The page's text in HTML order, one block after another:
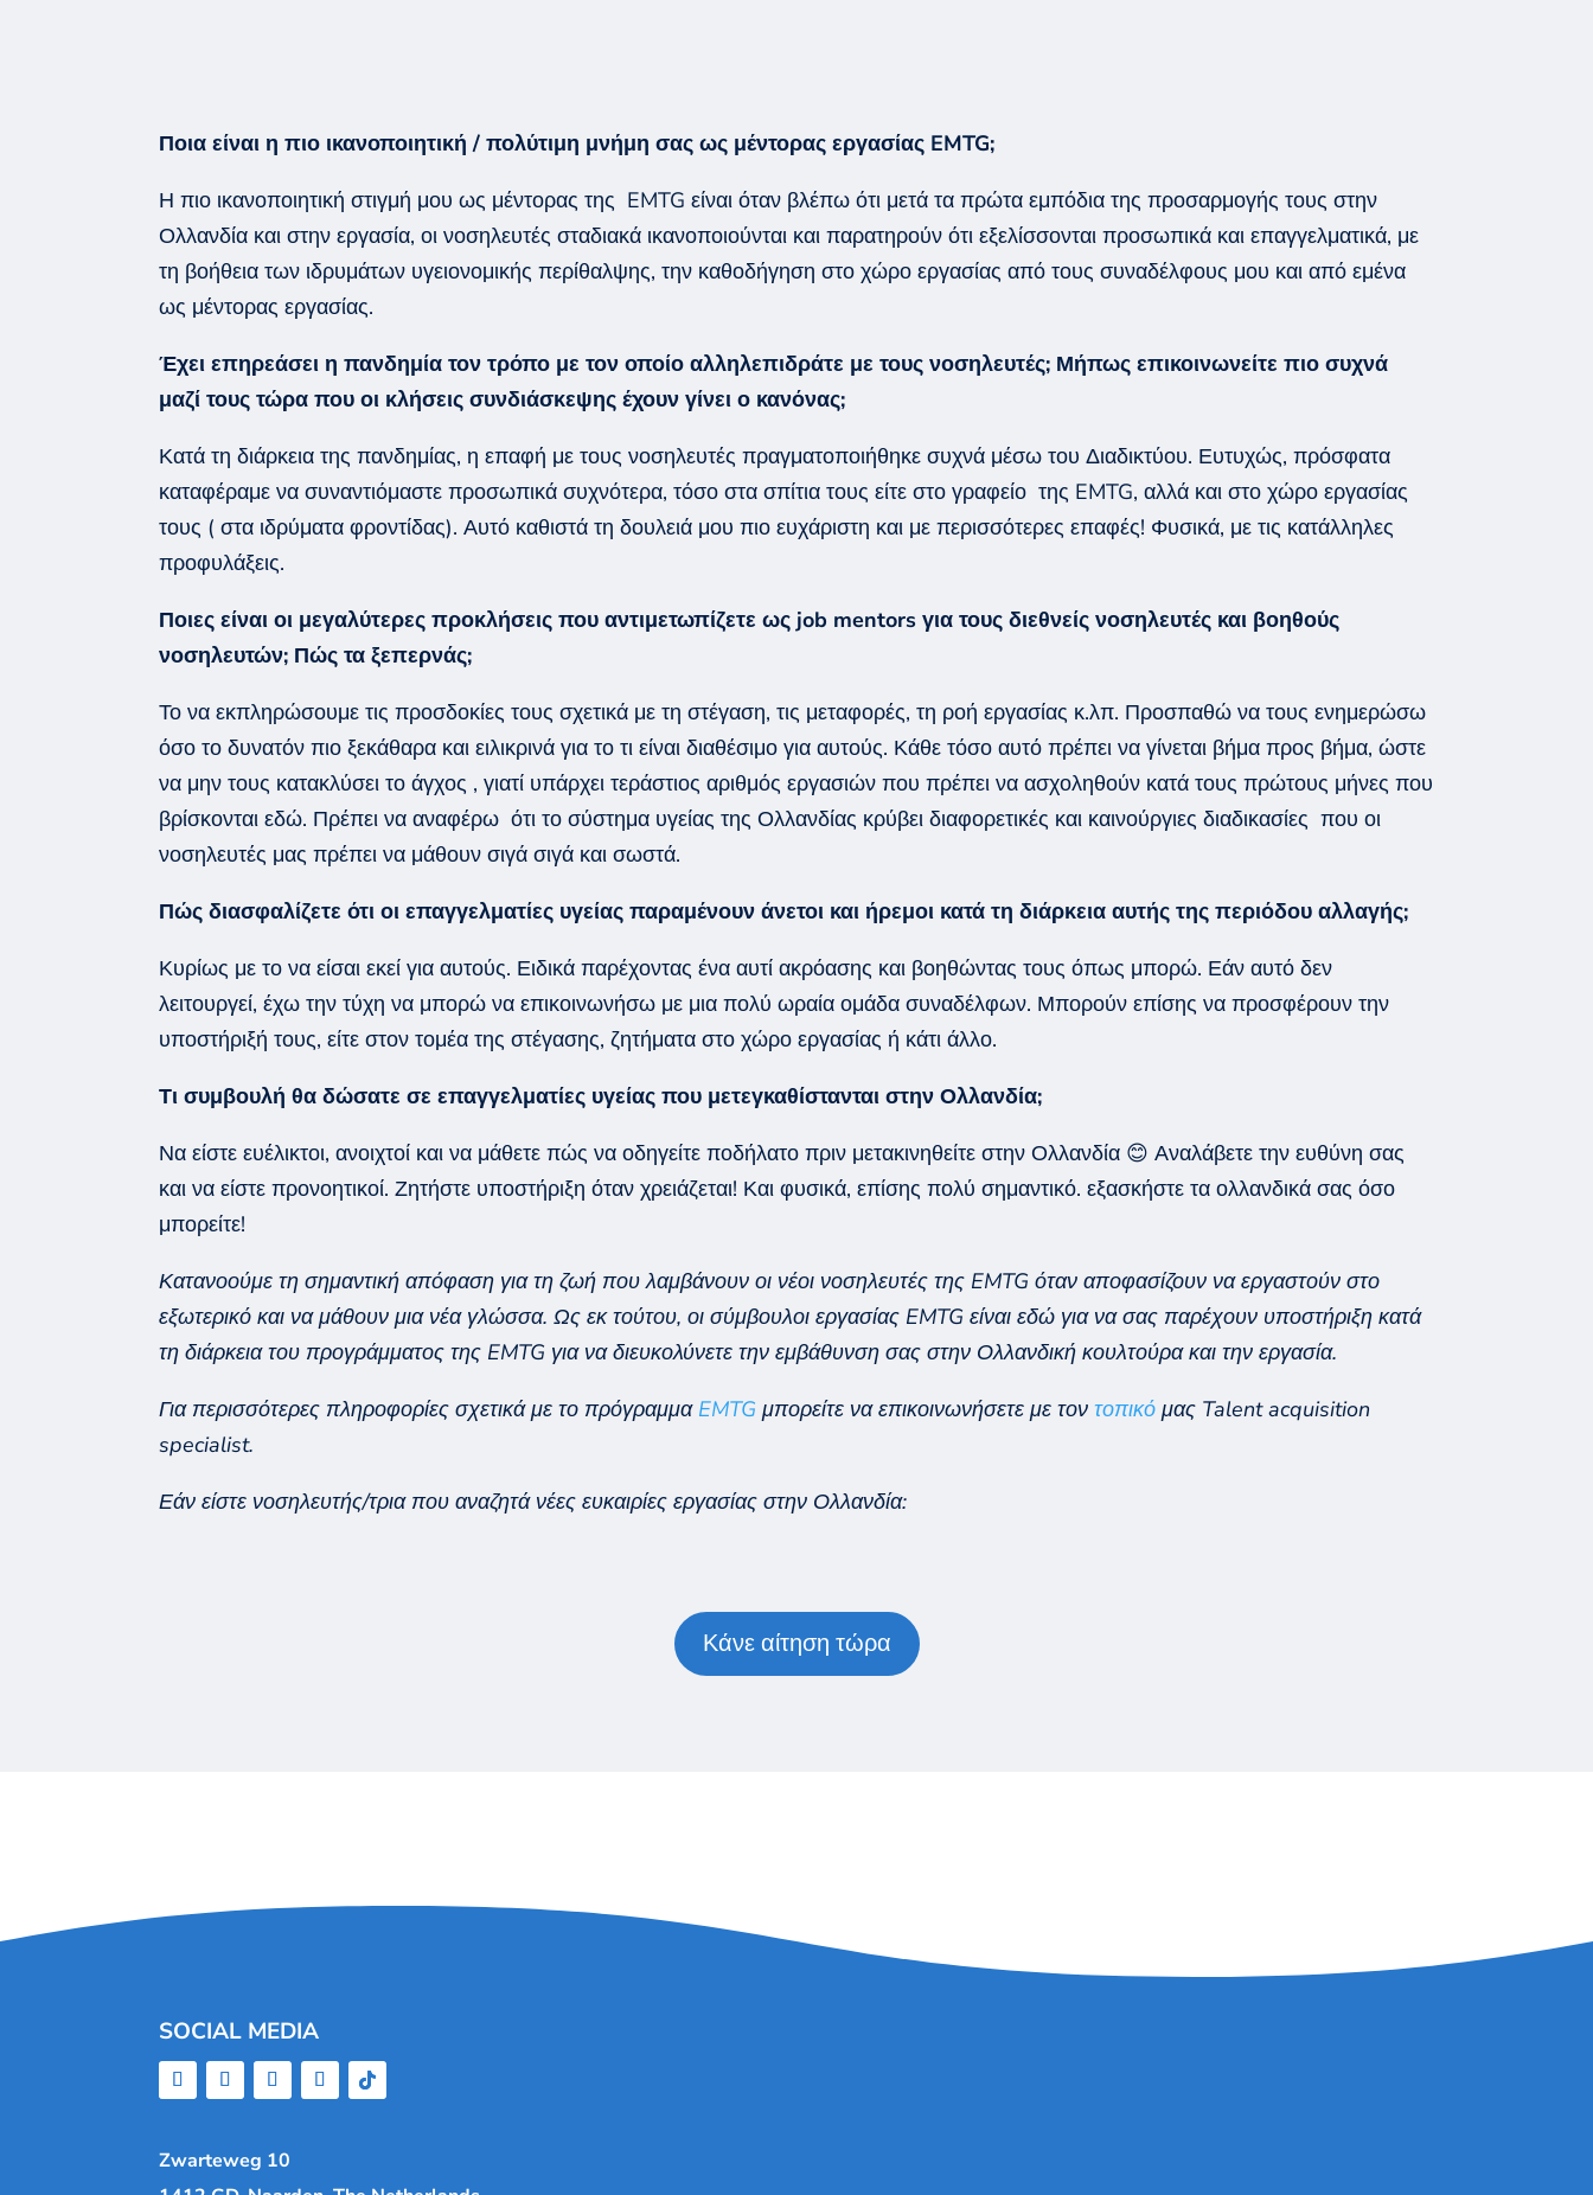
Ποια είναι η πιο ικανοποιητική / πολύτιμη μνήμη σας ως μέντορας εργασίας EMTG;
Η πιο ικανοποιητική στιγμή μου ως μέντορας της EMTG είναι όταν βλέπω ότι μετά τα πρώτα εμπόδιατης προσαρμογής τους στην
Ολλανδία και στην εργασία, οινοσηλευτές σταδιακά ικανοποιούνται και παρατηρούν ότιεξελίσσονται προσωπικά και επαγγελματικά, με
τη βοήθεια των ιδρυμάτων υγειονομικής περίθαλψης, την καθοδήγηση στο χώρο εργασίας από τους συναδέλφους μου καιαπό εμένα
ως μέντορας εργασίας.
Έχει επηρεάσει η πανδημία τον τρόπο με τον οποίο αλληλεπιδράτε με τουςνοσηλευτές; Μήπως επικοινωνείτε πιο συχνά
μαζί τους τώρα που οι κλήσεις συνδιάσκεψης έχουν γίνει ο κανόνας;
Κατά τη διάρκεια της πανδημίας, η επαφή με τουςνοσηλευτές πραγματοποιήθηκε συχνά μέσω τουΔιαδικτύου. Ευτυχώς, πρόσφατα
καταφέραμε να συναντιόμαστε προσωπικά συχνότερα, τόσο στα σπίτια τους είτε στο γραφείο της EMTG, αλλά καιστο χώρο εργασίας
τους ( στα ιδρύματα φροντίδας). Αυτό καθιστά τη δουλειά μου πιο ευχάριστη και με περισσότερες επαφές! Φυσικά, με τις κατάλληλες
προφυλάξεις.
Ποιες είναι οι μεγαλύτερες προκλήσεις που αντιμετωπίζετε ως job mentors για τους διεθνείςνοσηλευτές και βοηθούς
νοσηλευτών; Πώς τα ξεπερνάς;
Το να εκπληρώσουμε τις προσδοκίες τους σχετικά με τη στέγαση, τις μεταφορές, τη ροή εργασίας κ.λπ. Προσπαθώ να τους ενημερώσω
όσο το δυνατόν πιο ξεκάθαρα και ειλικρινά για το τι είναι διαθέσιμο για αυτούς. Κάθε τόσο αυτό πρέπει να γίνεται βήμα προς βήμα, ώστε
να μην τους κατακλύσει το άγχος , γιατί υπάρχει τεράστιος αριθμός εργασιών που πρέπει να ασχοληθούν κατά τους πρώτους μήνες που
βρίσκονται εδώ. Πρέπει να αναφέρω ότι το σύστημα υγείας της Ολλανδίας κρύβει διαφορετικές και καινούργιες διαδικασίες πουοι
νοσηλευτές μας πρέπει να μάθουν σιγά σιγά και σωστά.
Πώς διασφαλίζετε ότι οι επαγγελματίες υγείας παραμένουν άνετοι και ήρεμοι κατά τη διάρκεια αυτής της περιόδου αλλαγής;
Κυρίως με το να είσαι εκεί για αυτούς. Ειδικά παρέχοντας ένα αυτί ακρόασης και βοηθώνταςτους όπως μπορώ. Εάν αυτό δεν
λειτουργεί, έχω την τύχη να μπορώ να επικοινωνήσω με μια πολύ ωραία ομάδα συναδέλφων. Μπορούν επίσης να προσφέρουν την
υποστήριξή τους, είτε στον τομέα της στέγασης, ζητήματα στο χώρο εργασίας ή κάτι άλλο.
Τι συμβουλή θα δώσατε σε επαγγελματίες υγείας που μετεγκαθίστανται στην Ολλανδία;
Να είστε ευέλικτοι, ανοιχτοί και να μάθετε πώς να οδηγείτε ποδήλατο πριν μετακινηθείτε στην Ολλανδία 😊 Αναλάβετε την ευθύνη σας
και να είστε προνοητικοί. Ζητήστε υποστήριξη όταν χρειάζεται! Και φυσικά, επίσης πολύ σημαντικό. εξασκήστε τα ολλανδικά σας όσο
μπορείτε!
Κατανοούμε τη σημαντική απόφαση για τη ζωή που λαμβάνουν οι νέοι νοσηλευτές της EMTG όταν αποφασίζουν να εργαστούν στο
εξωτερικό και να μάθουν μια νέα γλώσσα. Ως εκ τούτου, οι σύμβουλοι εργασίας EMTG είναι εδώ για να σας παρέχουν υποστήριξη κατά
τη διάρκεια του προγράμματος της EMTG για να διευκολύνετε την εμβάθυνση σας στην Ολλανδική κουλτούρα και την εργασία.
Για περισσότερες πληροφορίες σχετικά με το πρόγραμμα EMTG μπορείτε να επικοινωνήσετε με τοντοπικό μας Talent acquisition
specialist.
Εάν είστε νοσηλευτής/τρια που αναζητά νέες ευκαιρίες εργασίας στην Ολλανδία:
Κάνε αίτηση τώρα
SOCIAL MEDIA
Zwarteweg 10